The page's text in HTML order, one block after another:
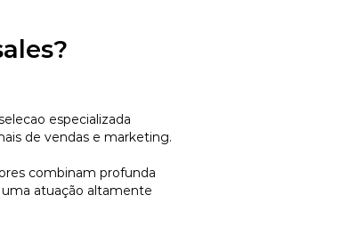
especializada
de vendas e marketing.
combinam profunda
atuação altamente